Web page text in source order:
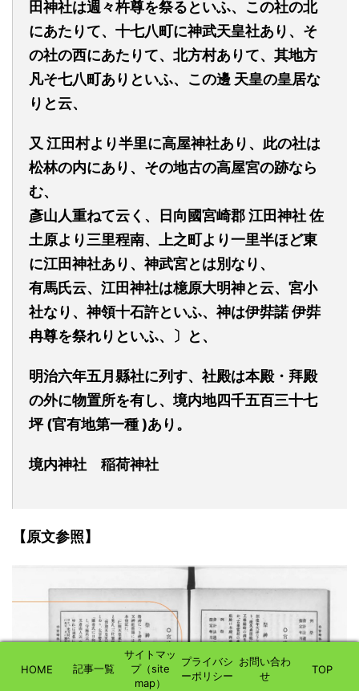
田神社は週々杵尊を祭るといふ、この社の北
にあたりて、十七八町に神武天皇社あり、そ
の社の西にあたりて、北方村ありて、其地方
凡そ七八町ありといふ、この邊 天皇の皇居な
りと云、
又 江田村より半里に高屋神社あり、此の社は
松林の内にあり、 その地古の高屋宮の跡なら
む、
彥山人重ねて云く 、 日向國宮崎郡江田神社佐
土原より三里程南、上之町より一里半ほど東
に江田神社あり、神武宮とは別なり、
有馬氏云、江田神社は檍原大明神と云、宮小
社なり、神領十石許といふ、神は伊弉諾伊弉
冉尊を祭れりといふ、〕 と、
明治六年五月縣社に列す、 社殿は本殿・拜殿
の外に物置所を有し、境内地四千五百三十七
坪 (官有地第一種 )あり。
境内神社 稲荷神社
【原文参照】
HOME 記事一覧
サイトマッ
プ（site
map）
プライバシ
ーポリシー
お問い合わ
せ
TOP